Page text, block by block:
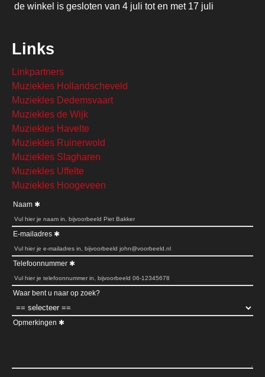
de winkel is gesloten van 4 juli tot en met 17 juli
Links
Linkpartners
Muziekles Hollandscheveld
Muziekles Dedemsvaart
Muziekles de Wijk
Muziekles Havelte
Muziekles Ruinerwold
Muziekles Slagharen
Muziekles Uffelte
Muziekles Hoogeveen
Naam
E-mailadres
Telefoonnummer
Waar bent u naar op zoek?
Opmerkingen